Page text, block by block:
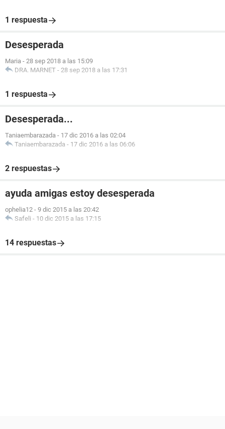
1 respuesta
Desesperada
Maria - 28 sep 2018 a las 15:09
DRA. MARNET - 28 sep 2018 a las 17:31
1 respuesta
Desesperada...
Taniaembarazada - 17 dic 2016 a las 02:04
Taniaembarazada - 17 dic 2016 a las 06:06
2 respuestas
ayuda amigas estoy desesperada
ophelia12 - 9 dic 2015 a las 20:42
Safeli - 10 dic 2015 a las 17:15
14 respuestas